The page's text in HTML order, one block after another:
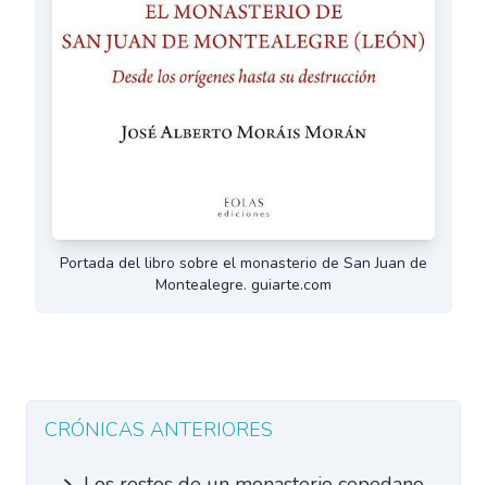
Portada del libro sobre el monasterio de San Juan de
Montealegre. guiarte.com
CRÓNICAS ANTERIORES